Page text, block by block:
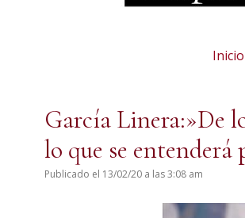
Inicio
García Linera:»De
lo que se
Publicado el 13/02/20 a las 3:08 am